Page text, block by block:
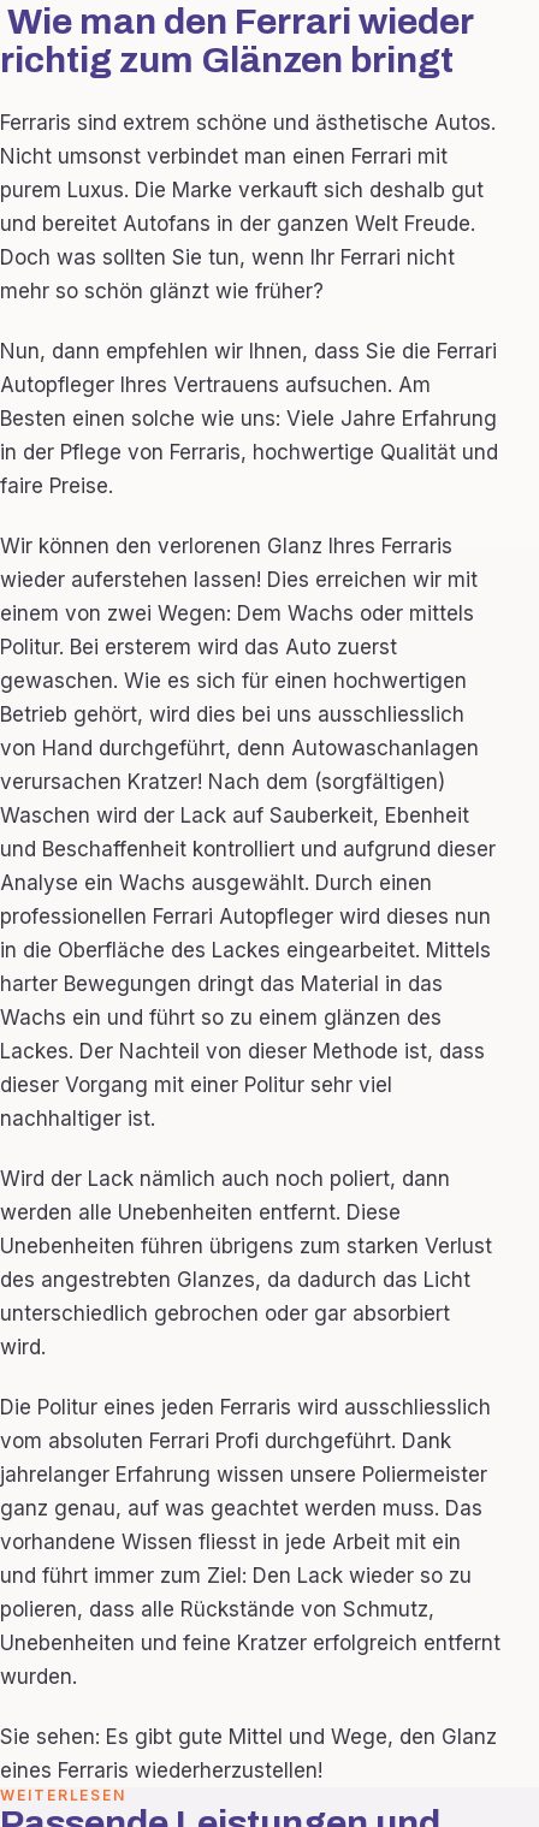
Wie man den Ferrari wieder
richtig zum Glänzen bringt
Ferraris sind extrem schöne und ästhetische Autos.
Nicht umsonst verbindet man einen Ferrari mit
purem Luxus. Die Marke verkauft sich deshalb gut
und bereitet Autofans in der ganzen Welt Freude.
Doch was sollten Sie tun, wenn Ihr Ferrari nicht
mehr so schön glänzt wie früher?
Nun, dann empfehlen wir Ihnen, dass Sie die Ferrari
Autopfleger Ihres Vertrauens aufsuchen. Am
Besten einen solche wie uns: Viele Jahre Erfahrung
in der Pflege von Ferraris, hochwertige Qualität und
faire Preise.
Wir können den verlorenen Glanz Ihres Ferraris
wieder auferstehen lassen! Dies erreichen wir mit
einem von zwei Wegen: Dem Wachs oder mittels
Politur. Bei ersterem wird das Auto zuerst
gewaschen. Wie es sich für einen hochwertigen
Betrieb gehört, wird dies bei uns ausschliesslich
von Hand durchgeführt, denn Autowaschanlagen
verursachen Kratzer! Nach dem (sorgfältigen)
Waschen wird der Lack auf Sauberkeit, Ebenheit
und Beschaffenheit kontrolliert und aufgrund dieser
Analyse ein Wachs ausgewählt. Durch einen
professionellen Ferrari Autopfleger wird dieses nun
in die Oberfläche des Lackes eingearbeitet. Mittels
harter Bewegungen dringt das Material in das
Wachs ein und führt so zu einem glänzen des
Lackes. Der Nachteil von dieser Methode ist, dass
dieser Vorgang mit einer Politur sehr viel
nachhaltiger ist.
Wird der Lack nämlich auch noch poliert, dann
werden alle Unebenheiten entfernt. Diese
Unebenheiten führen übrigens zum starken Verlust
des angestrebten Glanzes, da dadurch das Licht
unterschiedlich gebrochen oder gar absorbiert
wird.
Die Politur eines jeden Ferraris wird ausschliesslich
vom absoluten Ferrari Profi durchgeführt. Dank
jahrelanger Erfahrung wissen unsere Poliermeister
ganz genau, auf was geachtet werden muss. Das
vorhandene Wissen fliesst in jede Arbeit mit ein
und führt immer zum Ziel: Den Lack wieder so zu
polieren, dass alle Rückstände von Schmutz,
Unebenheiten und feine Kratzer erfolgreich entfernt
wurden.
Sie sehen: Es gibt gute Mittel und Wege, den Glanz
eines Ferraris wiederherzustellen!
WEITERLESEN